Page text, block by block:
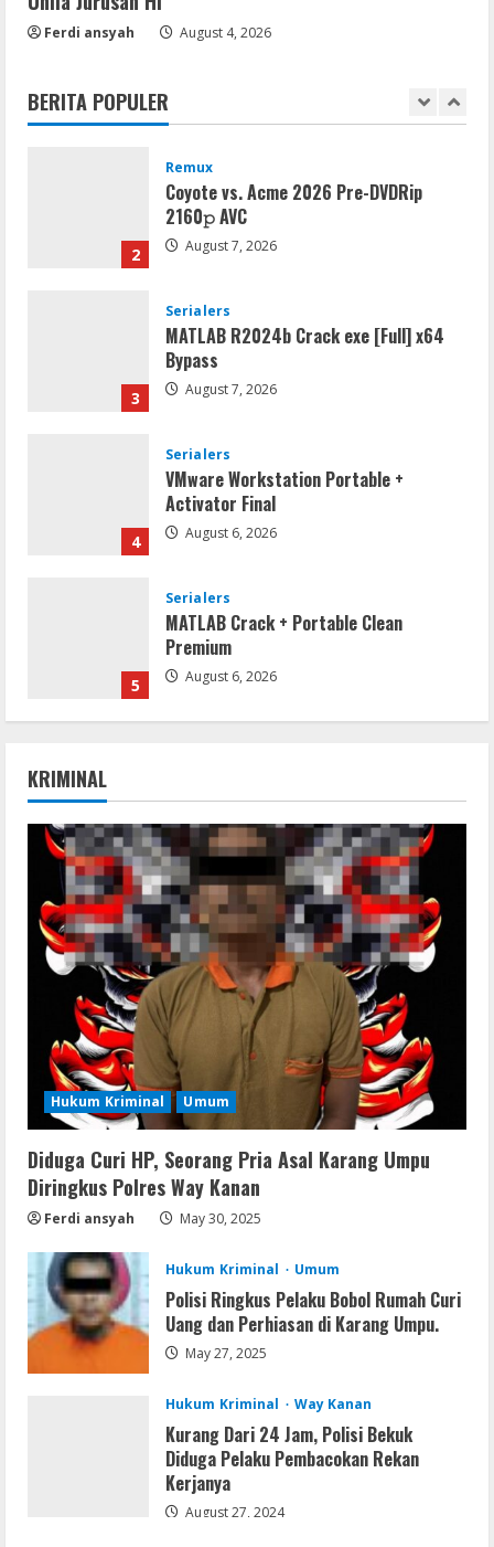
Ferdi ansyah August 4, 2026
BERITA POPULER
1
FL Studio Portable + License Key
2
Remux
Coyote vs. Acme 2026 Pre-DVDRip
2160𝚙 AVC
August 7, 2026
3
Serialers
MATLAB R2024b Crack exe [Full] x64
Bypass
August 7, 2026
4
Serialers
VMware Workstation Portable +
Activator Final
August 6, 2026
5
Serialers
MATLAB Crack + Portable Clean
Premium
August 6, 2026
1
2
Remux
Coyote vs. Acme 2026 Pre-DVDRip
2160𝚙 AVC
August 7, 2026
3
Serialers
MATLAB R2024b Crack exe [Full] x64
Bypass
August 7, 2026
4
Serialers
VMware Workstation Portable +
Activator Final
Serialers
MATLAB Crack + Portable Clean
Premium
KRIMINAL
Hukum Kriminal Umum
Diduga Curi HP, Seorang Pria Asal Karang Umpu
Diringkus Polres Way Kanan
Ferdi ansyah May 30, 2025
Hukum Kriminal Umum
Polisi Ringkus Pelaku Bobol Rumah Curi
Uang dan Perhiasan di Karang Umpu.
May 27, 2025
Hukum Kriminal Way Kanan
Kurang Dari 24 Jam, Polisi Bekuk
Diduga Pelaku Pembacokan Rekan
Kerjanya
August 27, 2024